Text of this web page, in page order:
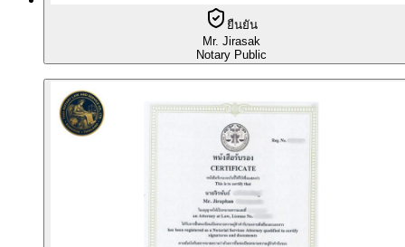
ยืนยัน
Mr. Jirasak
Notary Public